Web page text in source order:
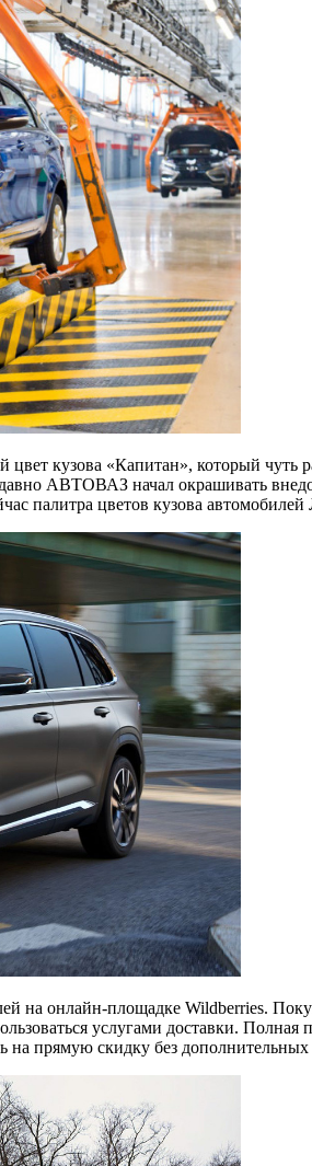
цвет кузова «Капитан», который
АВТОВАЗ начал окрашивать
палитра цветов кузова автомобилей
на онлайн-площадке Wildberries.
услугами доставки.
на прямую скидку без